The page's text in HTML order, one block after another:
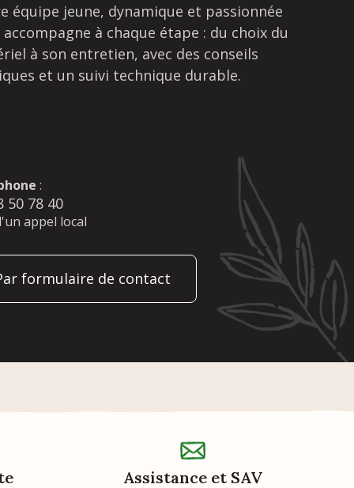
équipe jeune, dynamique et passionnée
accompagne à chaque étape : du choix du
à son entretien, avec des conseils
et un suivi technique durable.
:
50 78 40
appel local
formulaire de contact
Assistance et SAV